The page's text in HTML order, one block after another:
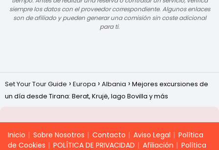
siempre los datos con el proveedor correspondiente. Algunos enlaces
son de afiliado y pueden generar una comisión sin coste adicional
para ti.
Set Your Tour Guide Europa Albania
Mejores excursiones de
un día desde Tirana: Berat, Krujë, lago Bovilla y más
Inicio Sobre Nosotros Contacto Aviso Legal
Política
de Cookies
POLÍTICA DE PRIVACIDAD Afiliación Política